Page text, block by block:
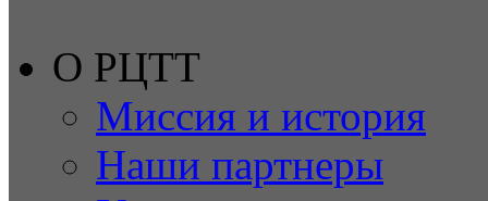
О РЦТТ
Миссия и история
Наши партнеры